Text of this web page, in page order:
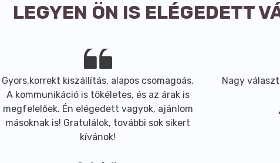
LEGYEN ÖN IS ELÉGEDETT
Gyors,korrekt kiszállítás, alapos csomagoás.
A kommunikáció is tökéletes, és az árak is
megfelelőek. Én elégedett vagyok, ajánlom
másoknak is! Gratulálok, további sok sikert
kívánok!
Nagy